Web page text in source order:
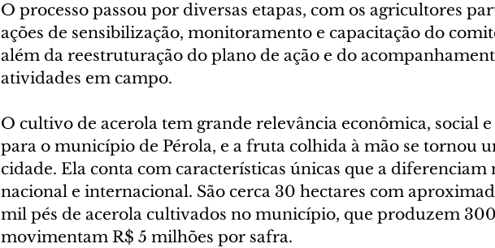
O processo passou por diversas etapas, com os agricultores
ações de sensibilização, monitoramento e capacitação do
além da reestruturação do plano de ação e do
atividades em campo.
O cultivo de acerola tem grande relevância econômica, social
para o município de Pérola, e a fruta colhida à mão se tornou
cidade. Ela conta com características únicas que a diferenciam
nacional e internacional. São cerca 30 hectares com
mil pés de acerola cultivados no município, que produzem
movimentam R$ 5 milhões por safra.